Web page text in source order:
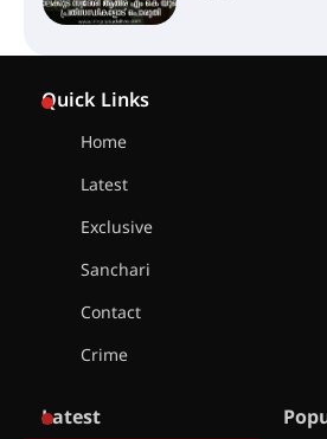
Quick Links
Home
Latest
Exclusive
Sanchari
Contact
Crime
Latest